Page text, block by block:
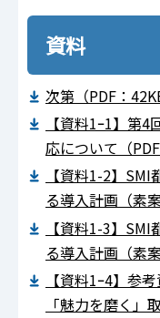
資料
次第（PDF：
【資料1ｰ1】第
応について（PDF
【資料1-2】
る導入計画（素
【資料1-3】
る導入計画（素
【資料1ｰ4】参
「魅力を磨く」